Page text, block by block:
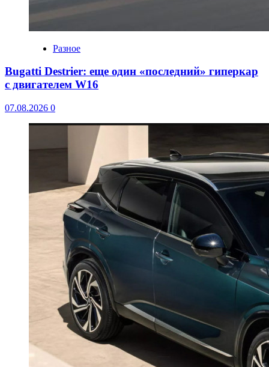
Разное
Bugatti Destrier: еще один «последний» гиперкар
с двигателем W16
07.08.2026 0